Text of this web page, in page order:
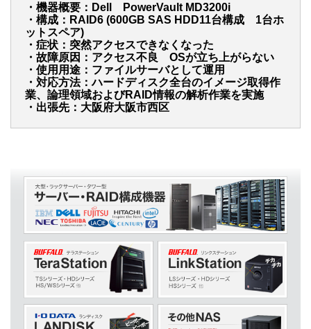
・機器概要：Dell PowerVault MD3200i
・構成：RAID6 (600GB SAS HDD11台構成 1台ホ
ットスペア)
・症状：突然アクセスできなくなった
・故障原因：アクセス不良 OSが立ち上がらない
・使用用途：ファイルサーバとして運用
・対応方法：ハードディスク全台のイメージ取得作
業、論理領域およびRAID情報の解析作業を実施
・出張先：大阪府大阪市西区